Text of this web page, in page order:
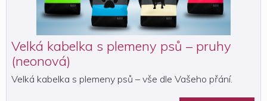
Velká kabelka s plemeny psů – pruhy
(neonová)
Velká kabelka s plemeny psů – vše dle Vašeho přání.